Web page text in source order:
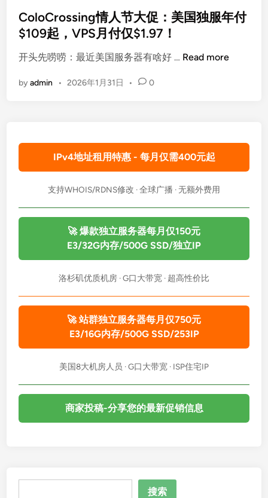
t
e
i
ColoCrossing情人节大促：美国独服年付
$109起，VPS月付仅$1.97！
开头先唠唠：最近美国服务器有啥好 … C
o
s
s
i
g
情
人
节
大
促
：
美
国
年
付
$
1
Read more
byadmin • 2026年1月31日 • 0
IPv4地址租用特惠 - 每月仅需400元起
支持WHOIS/RDNS修改 · 全球广播 · 无额外费用
🚀 爆款独立服务器每月仅150元
E3/32G内存/500G SSD/独立IP
洛杉矶优质机房 · G口大带宽 · 超高性价比
🚀 站群独立服务器每月仅750元
E3/16G内存/500G SSD/253IP
美国8大机房人员 · G口大带宽 · ISP住宅IP
商家投稿-分享您的最新促销信息
搜索